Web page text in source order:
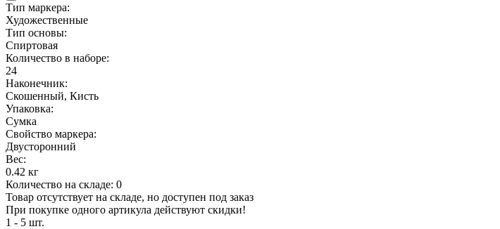
Тип маркера:
Художественные
Тип основы:
Спиртовая
Количество в наборе:
24
Наконечник:
Скошенный, Кисть
Упаковка:
Сумка
Свойство маркера:
Двусторонний
Вес:
0.42 кг
Количество на складе: 0
Товар отсутствует на складе, но доступен под заказ
При покупке одного артикула действуют скидки!
1 - 5 шт.